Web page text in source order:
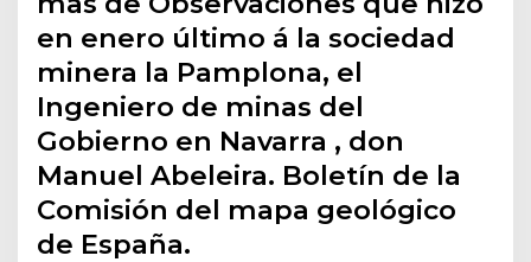
en enero último á la sociedad
minera la Pamplona, el
Ingeniero de minas del
Gobierno en Navarra , don
Manuel Abeleira. Boletín de la
Comisión del mapa geológico
de España.